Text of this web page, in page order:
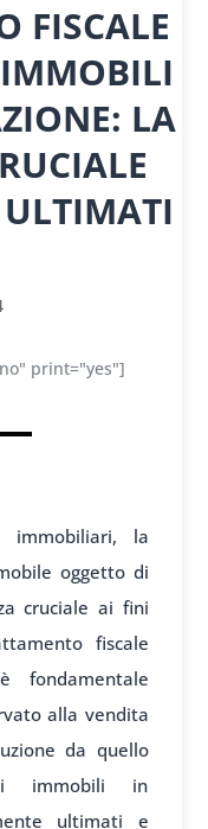
FISCALE
LA
print="yes"]
immobiliari, la
oggetto di
cruciale ai fini
fiscale
fondamentale
alla vendita
da quello
immobili in
ultimati e